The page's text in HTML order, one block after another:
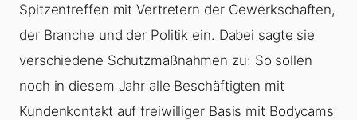
Spitzentreffen mit Vertretern der Gewerkschaften,
der Branche und der Politik ein. Dabei sagte sie
verschiedene Schutzmaßnahmen zu: So sollen
noch in diesem Jahr alle Beschäftigten mit
Kundenkontakt auf freiwilliger Basis mit Bodycams